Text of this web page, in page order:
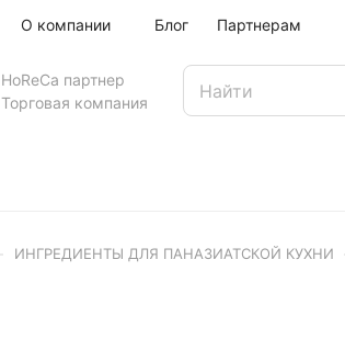
О компании Блог Партнерам
HoReCa партнер
Торговая компания
ИНГРЕДИЕНТЫ ДЛЯ ПАНАЗИАТСКОЙ КУХНИ